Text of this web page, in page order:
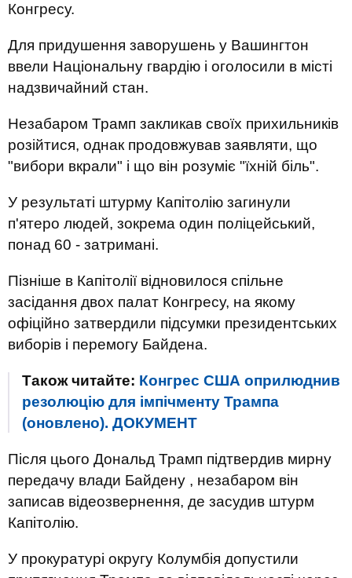
Конгресу.
Для придушення заворушень у Вашингтон
ввели Національну гвардію і оголосили в місті
надзвичайний стан.
Незабаром Трамп закликав своїх прихильників
розійтися, однак продовжував заявляти, що
"вибори вкрали" і що він розуміє "їхній біль".
У результаті штурму Капітолію загинули
п'ятеро людей, зокрема один поліцейський,
понад 60 - затримані.
Пізніше в Капітолії відновилося спільне
засідання двох палат Конгресу, на якому
офіційно затвердили підсумки президентських
виборів і перемогу Байдена.
Також читайте: Конгрес США оприлюднив
резолюцію для імпічменту Трампа
(оновлено). ДОКУМЕНТ
Після цього Дональд Трамп підтвердив мирну
передачу влади Байдену , незабаром він
записав відеозвернення, де засудив штурм
Капітолію.
У прокуратурі округу Колумбія допустили